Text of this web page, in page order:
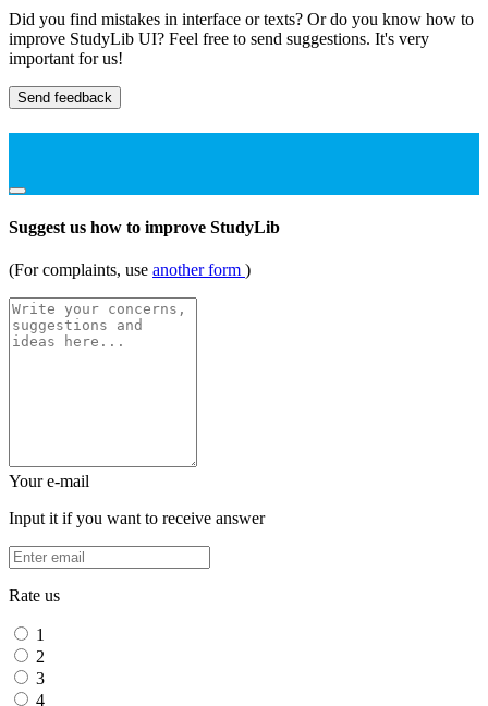
Did you find mistakes in interface or texts? Or do you know how to
improve StudyLib UI? Feel free to send suggestions. It's very
important for us!
Send feedback
Suggest us how to improve StudyLib
(For complaints, use another form )
Your e-mail
Input it if you want to receive answer
Rate us
1
2
3
4